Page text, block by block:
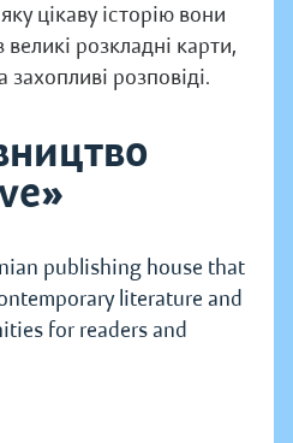
цікаву історію вони
розкладні карти,
захопливі розповіді.
publishing house that
literature and
for readers and